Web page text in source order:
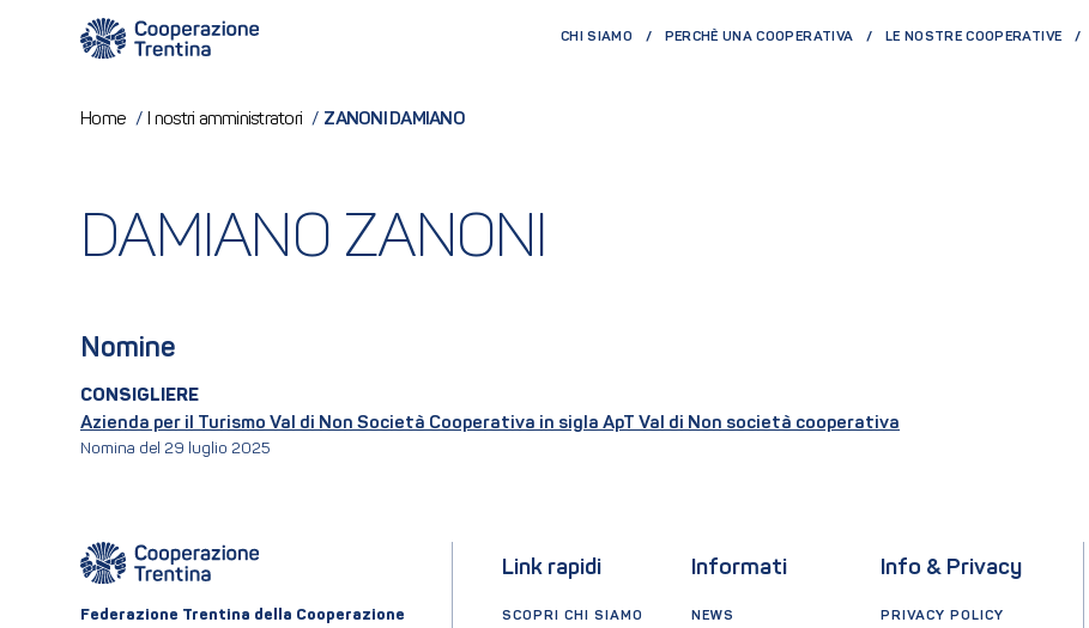
CHI SIAMO PERCHÈ UNA COOPERATIVA LE NOSTRE COOPERATIVE
Home / I nostri amministratori / ZANONI DAMIANO
DAMIANO ZANONI
Nomine
CONSIGLIERE
Azienda per il Turismo Val di Non Società Cooperativa in sigla ApT Val di Non società cooperativa
Nomina del 29 luglio 2025
Federazione Trentina della Cooperazione
Link rapidi
SCOPRI CHI SIAMO
Informati
NEWS
Info & Privacy
PRIVACY POLICY